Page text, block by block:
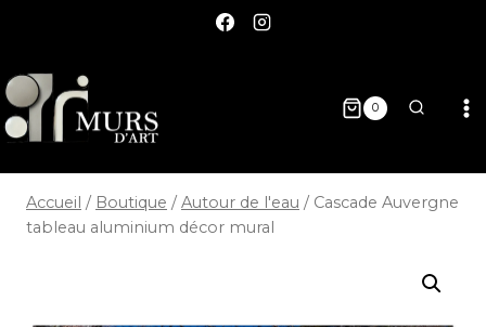
0
Accueil / Boutique / Autour de l'eau / Cascade Auvergne
tableau aluminium décor mural